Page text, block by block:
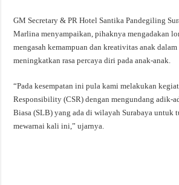
GM Secretary & PR Hotel Santika Pandegiling
Marlina menyampaikan, pihaknya mengadakan
mengasah kemampuan dan kreativitas anak
meningkatkan rasa percaya diri pada anak-anak.
“Pada kesempatan ini pula kami melakukan
Responsibility (CSR) dengan mengundang adik-
Biasa (SLB) yang ada di wilayah Surabaya untuk
mewarnai kali ini,” ujarnya.